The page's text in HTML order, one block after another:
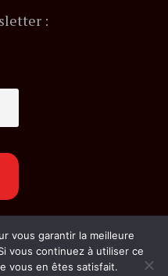
:
Tous droits réservés.
vous garantir la meilleure
vous continuez à utiliser ce
vous en êtes satisfait.